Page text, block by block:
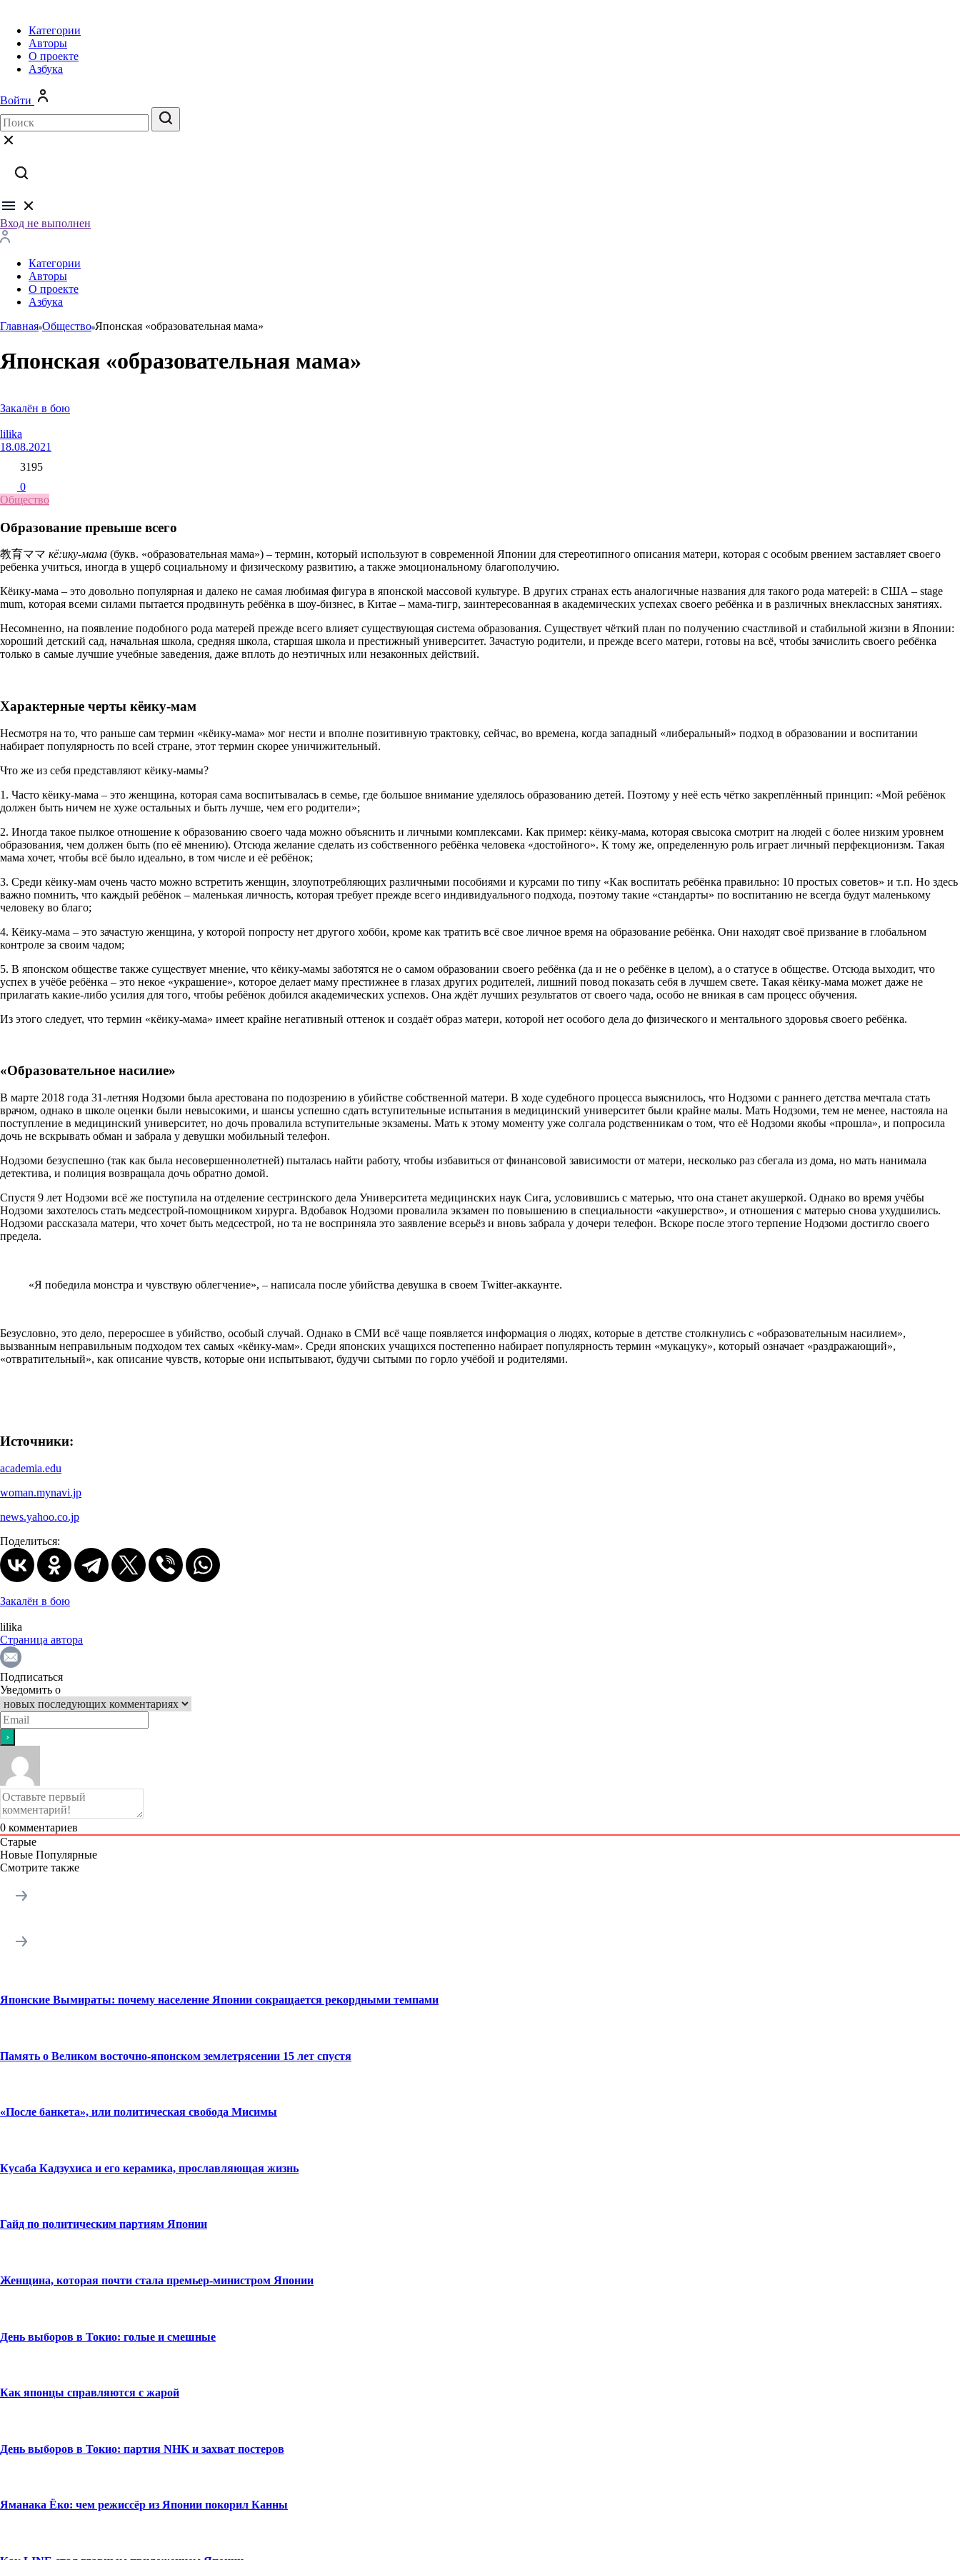
Категории
Авторы
О проекте
Азбука
Войти
Вход не выполнен
Категории
Авторы
О проекте
Азбука
Главная Общество Японская «образовательная мама»
Японская «образовательная мама»
Закалён в бою
lilika
18.08.2021
3195
0
Общество
Образование превыше всего
教育ママ кё:ику-мама (букв. «образовательная мама») – термин, который используют в современной Японии для стереотипного описания матери, которая с особым рвением заставляет своего
ребенка учиться, иногда в ущерб социальному и физическому развитию, а также эмоциональному благополучию.
Кёику-мама – это довольно популярная и далеко не самая любимая фигура в японской массовой культуре. В других странах есть аналогичные названия для такого рода матерей: в США – stage
mum, которая всеми силами пытается продвинуть ребёнка в шоу-бизнес, в Китае – мама-тигр, заинтересованная в академических успехах своего ребёнка и в различных внеклассных занятиях.
Несомненно, на появление подобного рода матерей прежде всего влияет существующая система образования. Существует чёткий план по получению счастливой и стабильной жизни в Японии:
хороший детский сад, начальная школа, средняя школа, старшая школа и престижный университет. Зачастую родители, и прежде всего матери, готовы на всё, чтобы зачислить своего ребёнка
только в самые лучшие учебные заведения, даже вплоть до неэтичных или незаконных действий.
Характерные черты кёику-мам
Несмотря на то, что раньше сам термин «кёику-мама» мог нести и вполне позитивную трактовку, сейчас, во времена, когда западный «либеральный» подход в образовании и воспитании
набирает популярность по всей стране, этот термин скорее уничижительный.
Что же из себя представляют кёику-мамы?
1. Часто кёику-мама – это женщина, которая сама воспитывалась в семье, где большое внимание уделялось образованию детей. Поэтому у неё есть чётко закреплённый принцип: «Мой ребёнок
должен быть ничем не хуже остальных и быть лучше, чем его родители»;
2. Иногда такое пылкое отношение к образованию своего чада можно объяснить и личными комплексами. Как пример: кёику-мама, которая свысока смотрит на людей с более низким уровнем
образования, чем должен быть (по её мнению). Отсюда желание сделать из собственного ребёнка человека «достойного». К тому же, определенную роль играет личный перфекционизм. Такая
мама хочет, чтобы всё было идеально, в том числе и её ребёнок;
3. Среди кёику-мам очень часто можно встретить женщин, злоупотребляющих различными пособиями и курсами по типу «Как воспитать ребёнка правильно: 10 простых советов» и т.п. Но здесь
важно помнить, что каждый ребёнок – маленькая личность, которая требует прежде всего индивидуального подхода, поэтому такие «стандарты» по воспитанию не всегда будут маленькому
человеку во благо;
4. Кёику-мама – это зачастую женщина, у которой попросту нет другого хобби, кроме как тратить всё свое личное время на образование ребёнка. Они находят своё призвание в глобальном
контроле за своим чадом;
5. В японском обществе также существует мнение, что кёику-мамы заботятся не о самом образовании своего ребёнка (да и не о ребёнке в целом), а о статусе в обществе. Отсюда выходит, что
успех в учёбе ребёнка – это некое «украшение», которое делает маму престижнее в глазах других родителей, лишний повод показать себя в лучшем свете. Такая кёику-мама может даже не
прилагать какие-либо усилия для того, чтобы ребёнок добился академических успехов. Она ждёт лучших результатов от своего чада, особо не вникая в сам процесс обучения.
Из этого следует, что термин «кёику-мама» имеет крайне негативный оттенок и создаёт образ матери, которой нет особого дела до физического и ментального здоровья своего ребёнка.
«Образовательное насилие»
В марте 2018 года 31-летняя Нодзоми была арестована по подозрению в убийстве собственной матери. В ходе судебного процесса выяснилось, что Нодзоми с раннего детства мечтала стать
врачом, однако в школе оценки были невысокими, и шансы успешно сдать вступительные испытания в медицинский университет были крайне малы. Мать Нодзоми, тем не менее, настояла на
поступление в медицинский университет, но дочь провалила вступительные экзамены. Мать к этому моменту уже солгала родственникам о том, что её Нодзоми якобы «прошла», и попросила
дочь не вскрывать обман и забрала у девушки мобильный телефон.
Нодзоми безуспешно (так как была несовершеннолетней) пыталась найти работу, чтобы избавиться от финансовой зависимости от матери, несколько раз сбегала из дома, но мать нанимала
детектива, и полиция возвращала дочь обратно домой.
Спустя 9 лет Нодзоми всё же поступила на отделение сестринского дела Университета медицинских наук Сига, условившись с матерью, что она станет акушеркой. Однако во время учёбы
Нодзоми захотелось стать медсестрой-помощником хирурга. Вдобавок Нодзоми провалила экзамен по повышению в специальности «акушерство», и отношения с матерью снова ухудшились.
Нодзоми рассказала матери, что хочет быть медсестрой, но та не восприняла это заявление всерьёз и вновь забрала у дочери телефон. Вскоре после этого терпение Нодзоми достигло своего
предела.
«Я победила монстра и чувствую облегчение», – написала после убийства девушка в своем Twitter-аккаунте.
Безусловно, это дело, переросшее в убийство, особый случай. Однако в СМИ всё чаще появляется информация о людях, которые в детстве столкнулись с «образовательным насилием»,
вызванным неправильным подходом тех самых «кёику-мам». Среди японских учащихся постепенно набирает популярность термин «мукацуку», который означает «раздражающий»,
«отвратительный», как описание чувств, которые они испытывают, будучи сытыми по горло учёбой и родителями.
Источники:
academia.edu
woman.mynavi.jp
news.yahoo.co.jp
Поделиться:
Закалён в бою
lilika
Страница автора
Подписаться
Уведомить о
0 комментариев
Старые
Новые Популярные
Смотрите также
Японские Вымираты: почему население Японии сокращается рекордными темпами
Память о Великом восточно-японском землетрясении 15 лет спустя
«После банкета», или политическая свобода Мисимы
Кусаба Кадзухиса и его керамика, прославляющая жизнь
Гайд по политическим партиям Японии
Женщина, которая почти стала премьер-министром Японии
День выборов в Токио: голые и смешные
Как японцы справляются с жарой
День выборов в Токио: партия NHK и захват постеров
Яманака Ёко: чем режиссёр из Японии покорил Канны